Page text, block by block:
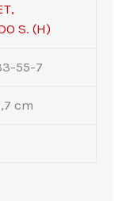
S. (H)
55-7
cm